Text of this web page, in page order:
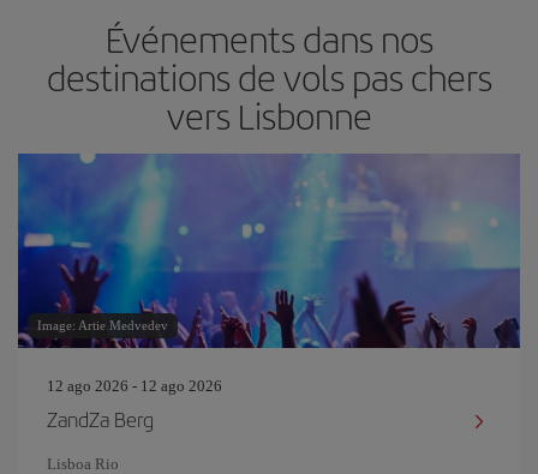
Événements dans nos
destinations de vols pas chers
vers Lisbonne
Image: Artie Medvedev
12 ago 2026 - 12 ago 2026
ZandZa Berg
Lisboa Rio